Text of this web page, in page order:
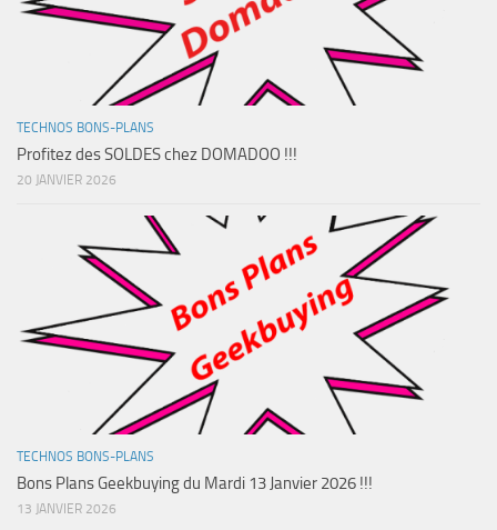
TECHNOS BONS-PLANS
Profitez des SOLDES chez DOMADOO !!!
20 JANVIER 2026
TECHNOS BONS-PLANS
Bons Plans Geekbuying du Mardi 13 Janvier 2026 !!!
13 JANVIER 2026